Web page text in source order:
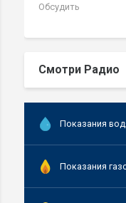
Обсудить
Смотри Радио
Показания
Показания